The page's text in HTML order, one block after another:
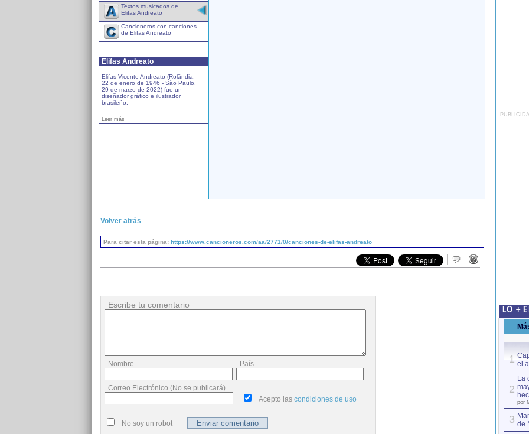
Textos musicados de
Elifas Andreato
Cancioneros con canciones
de Elifas Andreato
Elifas Andreato
Elifas Vicente Andreato (Rolândia,
22 de enero de 1946 - São Paulo,
29 de marzo de 2022) fue un
diseñador gráfico e ilustrador
brasileño.
Leer más
Volver atrás
Para citar esta página: https://www.cancioneros.com/aa/2771/0/canciones-de-elifas-andreato
Escribe tu comentario
Nombre País
Correo Electrónico (No se publicará)
Acepto las condiciones de uso
No soy un robot
LO +
1 el
2
La
por
3 de